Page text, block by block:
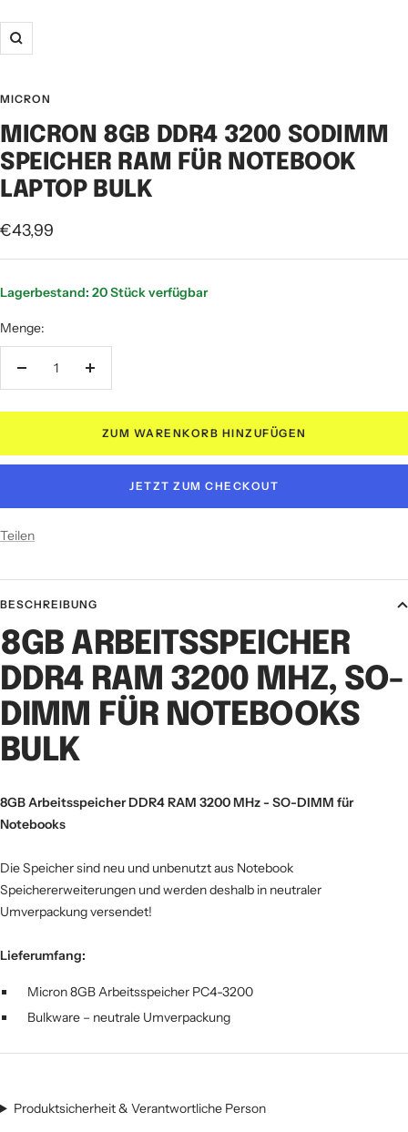
Zoom
MICRON
MICRON 8GB DDR4 3200 SODIMM
SPEICHER RAM FÜR NOTEBOOK
LAPTOP BULK
Angebotspreis
€43,99
Lagerbestand: 20 Stück verfügbar
Menge:
Menge
Menge
ZUM WARENKORB HINZUFÜGEN
JETZT ZUM CHECKOUT
Teilen
BESCHREIBUNG
8GB ARBEITSSPEICHER
DDR4 RAM 3200 MHZ, SO-
DIMM FÜR NOTEBOOKS
BULK
8GB Arbeitsspeicher DDR4 RAM 3200 MHz - SO-DIMM für
Notebooks
Die Speicher sind neu und unbenutzt aus Notebook
Speichererweiterungen und werden deshalb in neutraler
Umverpackung versendet!
Lieferumfang:
Micron 8GB Arbeitsspeicher PC4-3200
Bulkware – neutrale Umverpackung
Produktsicherheit & Verantwortliche Person